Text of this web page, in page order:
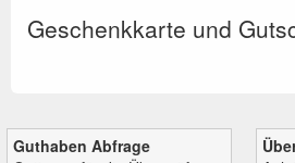
Geschenkkarte und
Guthaben Abfrage